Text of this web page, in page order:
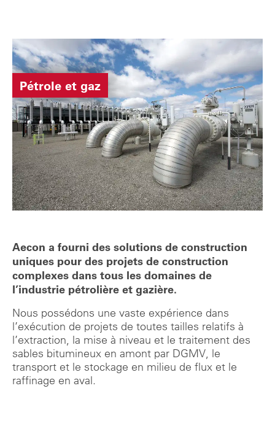
Pétrole et gaz
Aecon a fourni des solutions de construction
uniques pour des projets de construction
complexes dans tous les domaines de
l’industrie pétrolière et gazière.
Nous possédons une vaste expérience dans
l’exécution de projets de toutes tailles relatifs à
l’extraction, la mise à niveau et le traitement des
sables bitumineux en amont par DGMV, le
transport et le stockage en milieu de flux et le
raffinage en aval.